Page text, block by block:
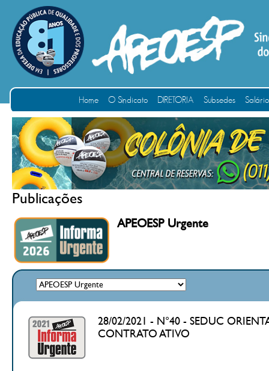
Home O Sindicato DIRETORIA Subsedes
Publicações
APEOESP Urgente
28/02/2021 - N°40 - SEDUC
CONTRATO ATIVO